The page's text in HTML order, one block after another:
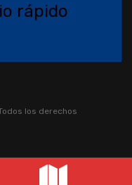
rápido
los derechos